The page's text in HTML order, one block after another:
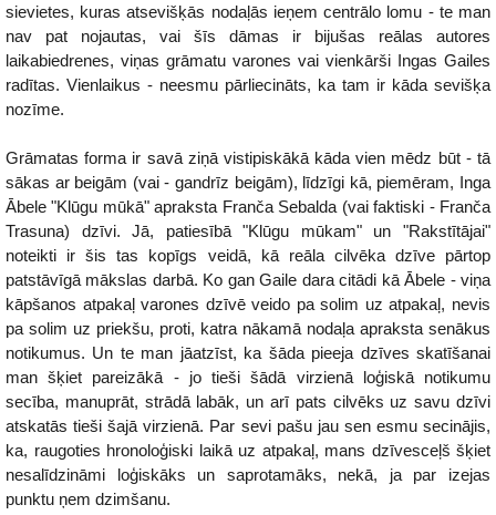
sievietes, kuras atsevišķās nodaļās ieņem centrālo lomu - te man
nav pat nojautas, vai šīs dāmas ir bijušas reālas autores
laikabiedrenes, viņas grāmatu varones vai vienkārši Ingas Gailes
radītas. Vienlaikus - neesmu pārliecināts, ka tam ir kāda sevišķa
nozīme.
Grāmatas forma ir savā ziņā vistipiskākā kāda vien mēdz būt - tā
sākas ar beigām (vai - gandrīz beigām), līdzīgi kā, piemēram, Inga
Ābele "Klūgu mūkā" apraksta Franča Sebalda (vai faktiski - Franča
Trasuna) dzīvi. Jā, patiesībā "Klūgu mūkam" un "Rakstītājai"
noteikti ir šis tas kopīgs veidā, kā reāla cilvēka dzīve pārtop
patstāvīgā mākslas darbā. Ko gan Gaile dara citādi kā Ābele - viņa
kāpšanos atpakaļ varones dzīvē veido pa solim uz atpakaļ, nevis
pa solim uz priekšu, proti, katra nākamā nodaļa apraksta senākus
notikumus. Un te man jāatzīst, ka šāda pieeja dzīves skatīšanai
man šķiet pareizākā - jo tieši šādā virzienā loģiskā notikumu
secība, manuprāt, strādā labāk, un arī pats cilvēks uz savu dzīvi
atskatās tieši šajā virzienā. Par sevi pašu jau sen esmu secinājis,
ka, raugoties hronoloģiski laikā uz atpakaļ, mans dzīvesceļš šķiet
nesalīdzināmi loģiskāks un saprotamāks, nekā, ja par izejas
punktu ņem dzimšanu.